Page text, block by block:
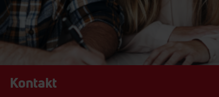
Kontakt